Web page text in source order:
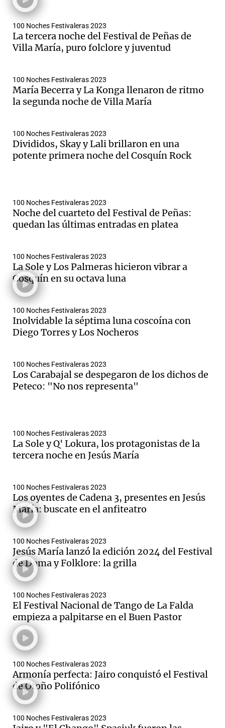
100 Noches Festivaleras 2023
La tercera noche del Festival de Peñas de
Villa María, puro folclore y juventud
100 Noches Festivaleras 2023
María Becerra y La Konga llenaron de ritmo
la segunda noche de Villa María
100 Noches Festivaleras 2023
Divididos, Skay y Lali brillaron en una
potente primera noche del Cosquín Rock
100 Noches Festivaleras 2023
Noche del cuarteto del Festival de Peñas:
quedan las últimas entradas en platea
100 Noches Festivaleras 2023
La Sole y Los Palmeras hicieron vibrar a
Cosquín en su octava luna
100 Noches Festivaleras 2023
Inolvidable la séptima luna coscoína con
Diego Torres y Los Nocheros
100 Noches Festivaleras 2023
Los Carabajal se despegaron de los dichos de
Peteco: "No nos representa"
100 Noches Festivaleras 2023
La Sole y Q' Lokura, los protagonistas de la
tercera noche en Jesús María
100 Noches Festivaleras 2023
Los oyentes de Cadena 3, presentes en Jesús
María: buscate en el anfiteatro
100 Noches Festivaleras 2023
Jesús María lanzó la edición 2024 del Festival
de Doma y Folklore: la grilla
100 Noches Festivaleras 2023
El Festival Nacional de Tango de La Falda
empieza a palpitarse en el Buen Pastor
100 Noches Festivaleras 2023
Armonía perfecta: Jairo conquistó el Festival
de Otoño Polifónico
100 Noches Festivaleras 2023
Notas
Mundial 2026
Notas